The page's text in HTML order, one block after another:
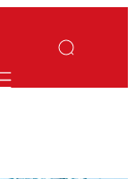
Mobile